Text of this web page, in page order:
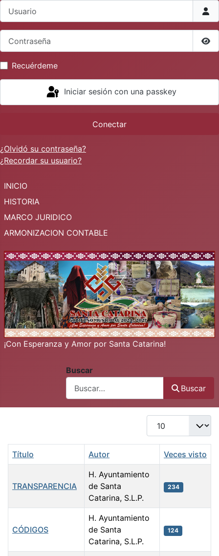
Recuérdeme
Iniciar sesión con una passkey
Conectar
¿Olvidó su contraseña?
¿Recordar su usuario?
INICIO
HISTORIA
MARCO JURIDICO
ARMONIZACION CONTABLE
¡Con Esperanza y Amor por Santa Catarina!
Buscar
Buscar
Cantidad
Título Autor Veces visto
TRANSPARENCIA
H. Ayuntamiento
de Santa
Catarina, S.L.P.
234
CÓDIGOS
H. Ayuntamiento
de Santa
Catarina, S.L.P.
124